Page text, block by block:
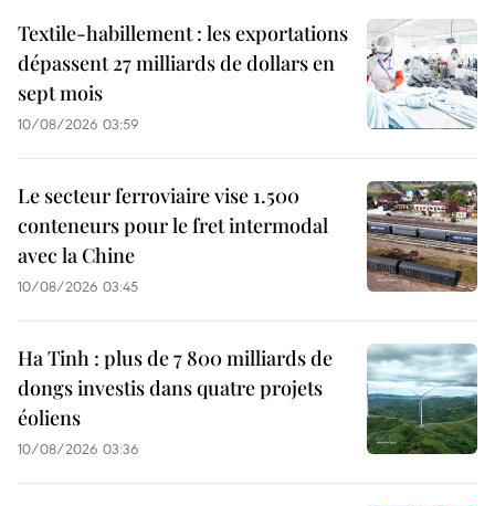
Textile-habillement : les exportations
dépassent 27 milliards de dollars en
sept mois
10/08/2026 03:59
Le secteur ferroviaire vise 1.500
conteneurs pour le fret intermodal
avec la Chine
10/08/2026 03:45
Ha Tinh : plus de 7 800 milliards de
dongs investis dans quatre projets
éoliens
10/08/2026 03:36